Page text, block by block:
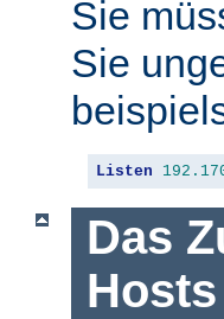
Sie
Sie
Listen
Das
Hosts